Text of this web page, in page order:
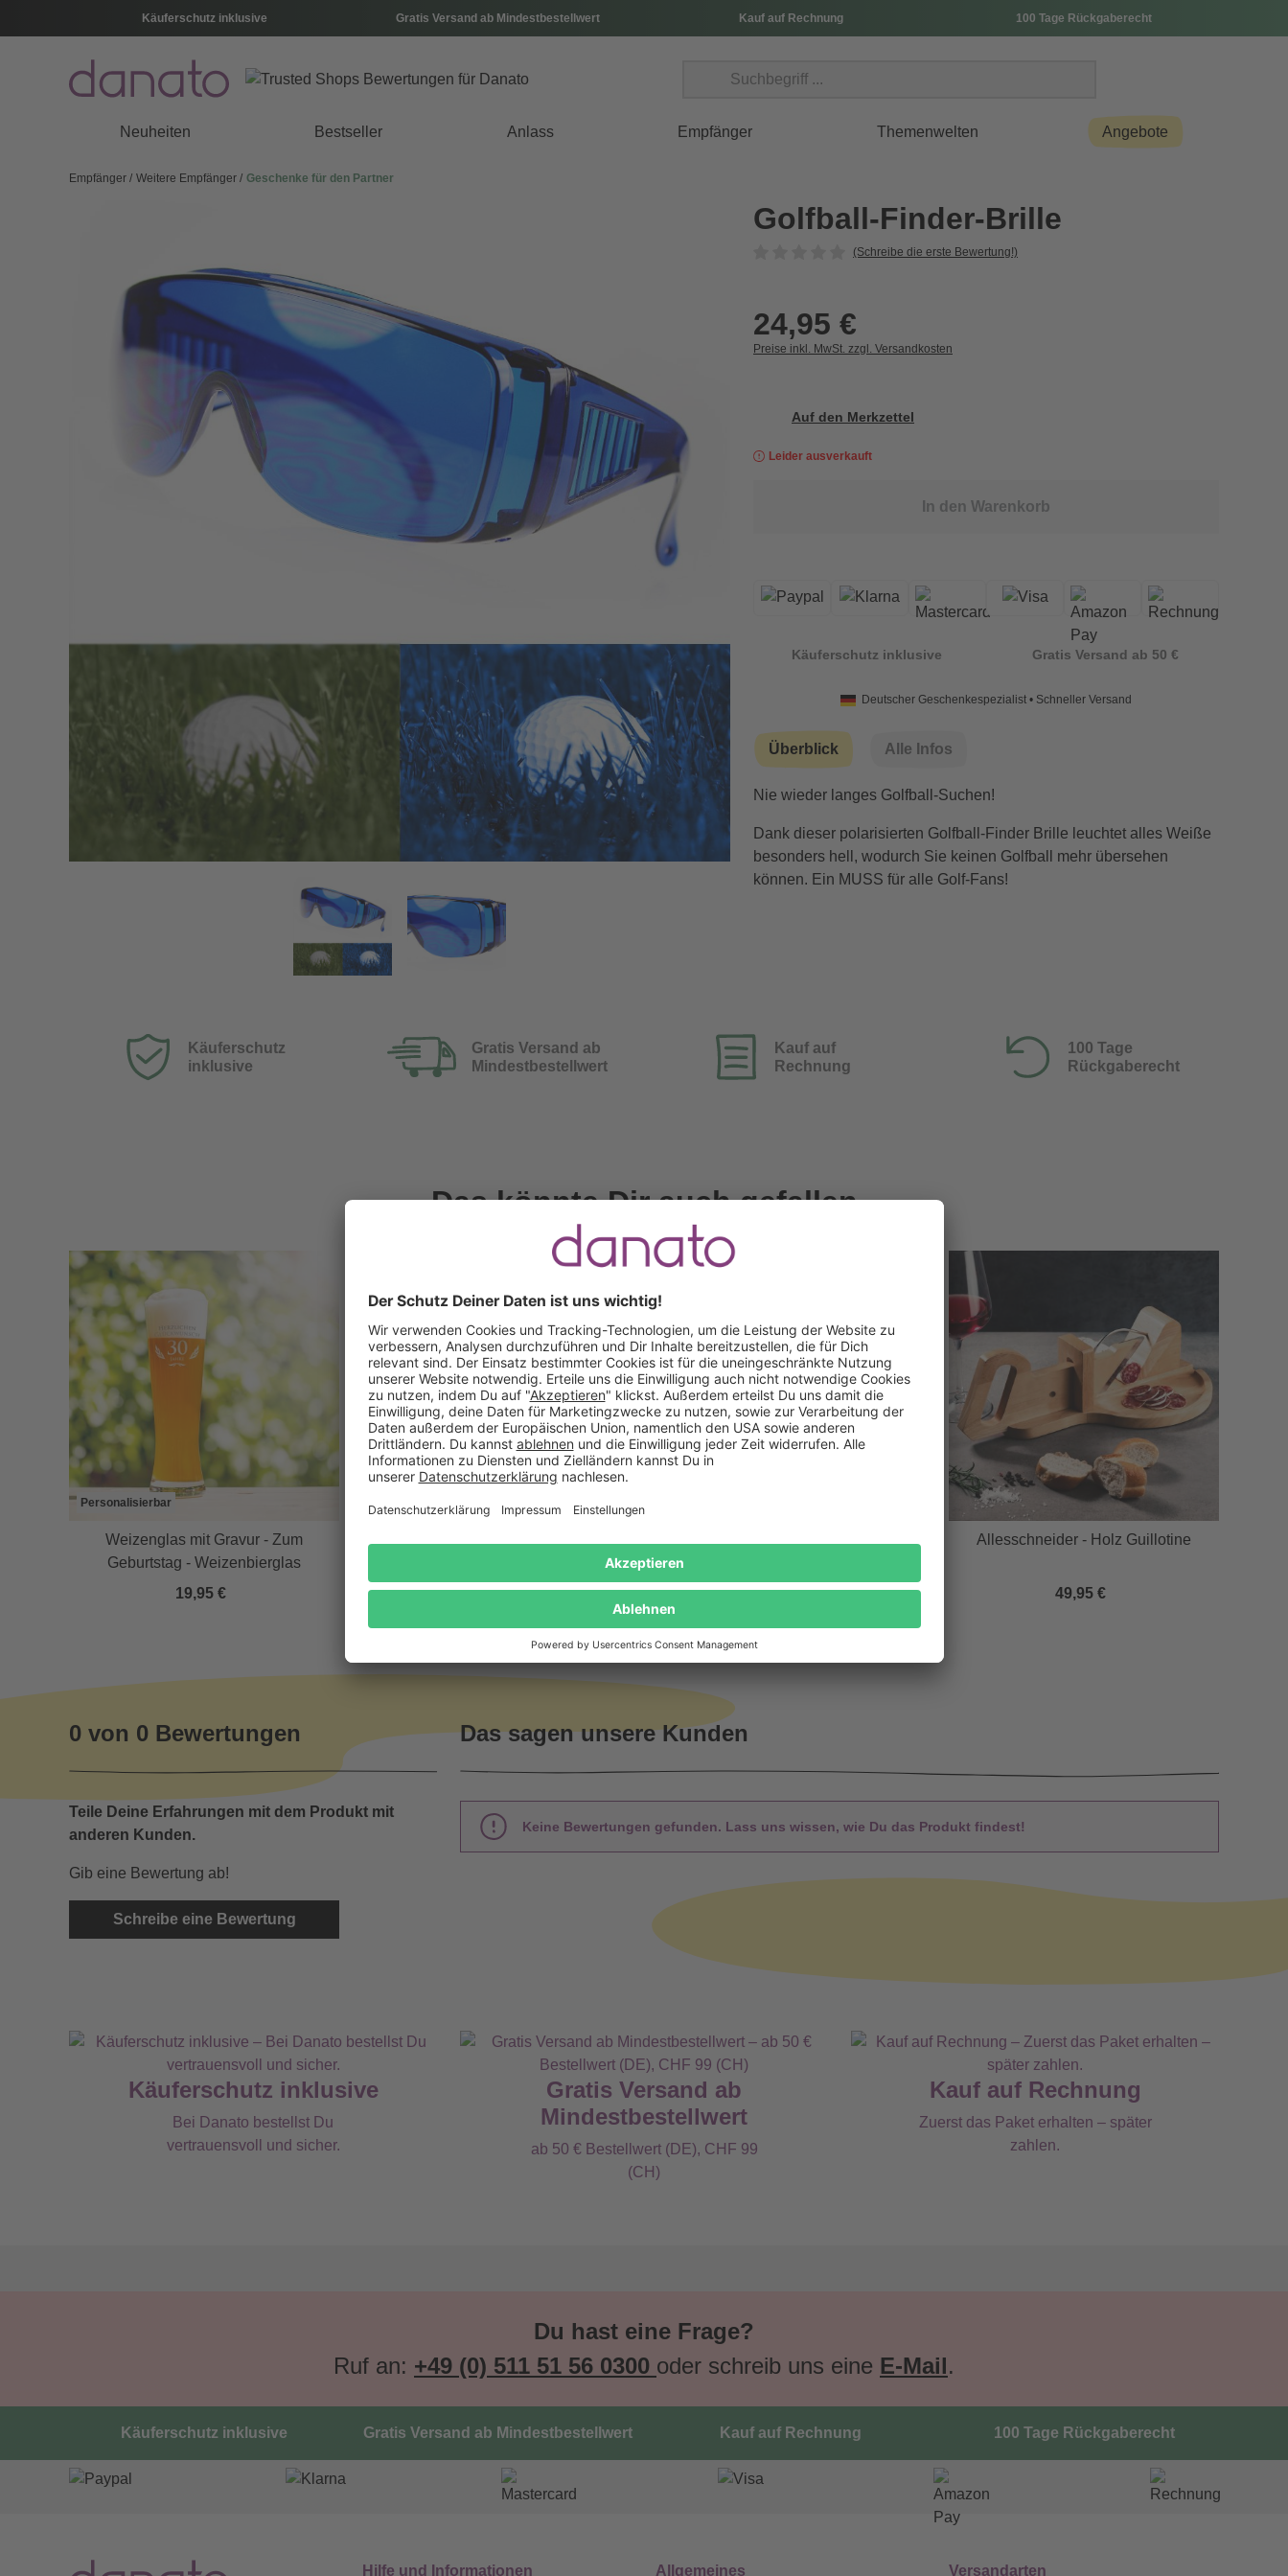
Käuferschutz inklusive Gratis Versand ab Mindestbestellwert Kauf auf Rechnung 100 Tage Rückgaberecht
Neuheiten Bestseller Anlass Empfänger Themenwelten Angebote
Empfänger Weitere Empfänger Geschenke für den Partner
Golfball-Finder-Brille
(Schreibe die erste Bewertung!)
24,95 €
Preise inkl. MwSt. zzgl. Versandkosten
Auf den Merkzettel
Leider ausverkauft
In den Warenkorb
Käuferschutz inklusive Gratis Versand ab 50 €
Deutscher Geschenkespezialist • Schneller Versand
Überblick Alle Infos
Nie wieder langes Golfball-Suchen!
Dank dieser polarisierten Golfball-Finder Brille leuchtet alles Weiße
besonders hell, wodurch Sie keinen Golfball mehr übersehen
können. Ein MUSS für alle Golf-Fans!
Käuferschutz
inklusive
Gratis Versand ab
Mindestbestellwert
Kauf auf
Rechnung
100 Tage
Rückgaberecht
Das könnte Dir auch gefallen
Personalisierbar
Weizenglas mit Gravur - Zum
Geburtstag - Weizenbierglas
19,95 €
Personalisierbar
19,95 €
24,95 €
Allesschneider - Holz Guillotine
49,95 €
0 von 0 Bewertungen
Teile Deine Erfahrungen mit dem Produkt mit
anderen Kunden.
Gib eine Bewertung ab!
Schreibe eine Bewertung
Das sagen unsere Kunden
Keine Bewertungen gefunden. Lass uns wissen, wie Du das Produkt findest!
Käuferschutz inklusive
Bei Danato bestellst Du
vertrauensvoll und sicher.
Gratis Versand ab
Mindestbestellwert
ab 50 € Bestellwert (DE), CHF 99
(CH)
Kauf auf Rechnung
Zuerst das Paket erhalten – später
zahlen.
Du hast eine Frage?
Ruf an: +49 (0) 511 51 56 0300 oder schreib uns eine E-Mail.
Käuferschutz inklusive Gratis Versand ab Mindestbestellwert Kauf auf Rechnung 100 Tage Rückgaberecht
Versandarten
Hilfe und Informationen Allgemeines